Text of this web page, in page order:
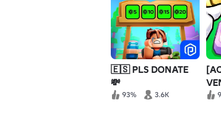
🇪🇸 PLS DONATE
💸
93% 3.6K